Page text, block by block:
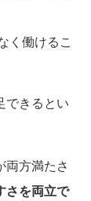
く働けるこ
できるとい
方満たさ
さを両立で